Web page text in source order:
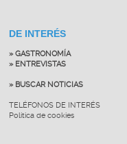
DE INTERÉS
» GASTRONOMÍA
» ENTREVISTAS
» BUSCAR NOTICIAS
TELÉFONOS DE INTERÉS
Política de cookies